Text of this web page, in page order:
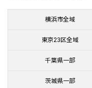
横浜市全域
東京23区全域
千葉県一部
茨城県一部